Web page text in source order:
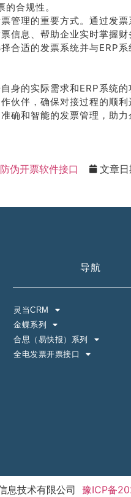
合规性。
管理的重要方式。通过发
信息、帮助企业实时掌握
合适的发票系统并与ERP
身的实际需求和ERP系统
伙伴，确保对接过程的顺
确和智能的发票管理，助
伪开票软件接口 文章日
导航
灵当CRM
金蝶系列
合思（易快报）系列
全电发票开票接口
技术有限公司 豫ICP备